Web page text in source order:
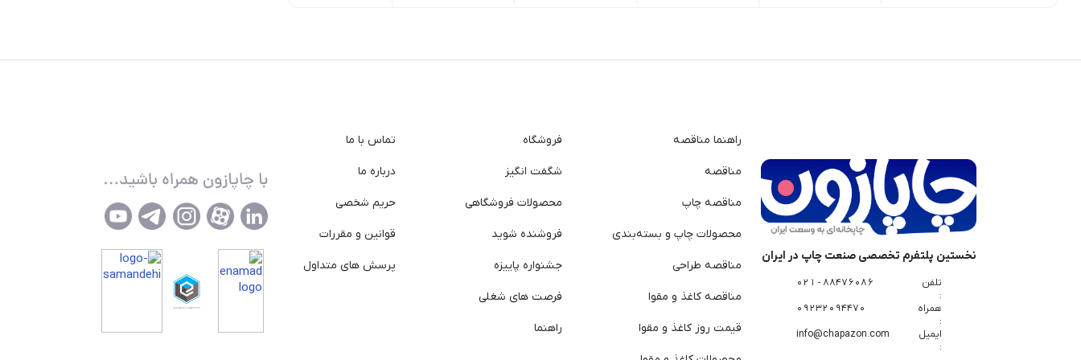
نخستین پلتفرم تخصصی صنعت چاپ در ایران
تلفن
:
88476086 - 021
همراه
:
09232094470
ایمیل
:
info@chapazon.com
راهنما مناقصه
مناقصه
مناقصه چاپ
محصولات چاپ و بسته‌بندی
مناقصه طراحی
مناقصه کاغذ و مقوا
قیمت روز کاغذ و مقوا
فروشگاه
شگفت انگیز
محصولات فروشگاهی
فروشنده شوید
جشنواره پاییزه
فرصت های شغلی
راهنما
تماس با ما
درباره ما
حریم شخصی
قوانین و مقررات
پرسش های متداول